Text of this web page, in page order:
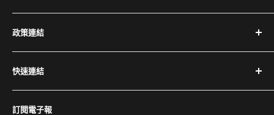
深耕台灣咖啡產業 30+ 年，代理全球頂尖咖啡設備品牌，
提供完整設備與專業維修服務。
電話：(02) 2504-1425
Email：service@cojaft.com.tw
政策連結
隱私權政策
退換貨與退款政策
運送政策
服務條款
快速連結
關於百懋
訂閱電子報